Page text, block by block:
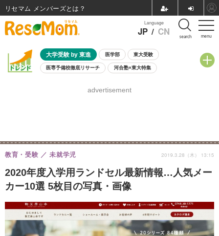
menu
Language
JP / CN search
大学受験 by 東進 医学部 東大受験
医専予備校徹底リサーチ 河合塾×東大特集
8月開催学校説明会・相談会
advertisement
2020年度入学用ランドセル最新情報…人気メー
カー10選 5枚目の写真・画像
教育・受験 未就学児 2019.3.28（木） 13:15
リセマム メンバーズ